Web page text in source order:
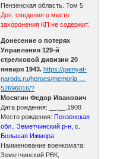
Пензенская область. Том 5
Доп. сведения о месте
захоронения КП не содержит.
Донесение о потерях
Управления 129-й
стрелковой дивизии 20
января 1943. https://pamyat-
naroda.ru/heroes/memoria …
52696016/?
Мосягин Федор Иванович
Дата рождения: __.__.1908
Место рождения:Пензенская
обл., Земетчинский р-н, с.
Большая Ижмора
Наименование военкомата:
Земетчинский РВК,